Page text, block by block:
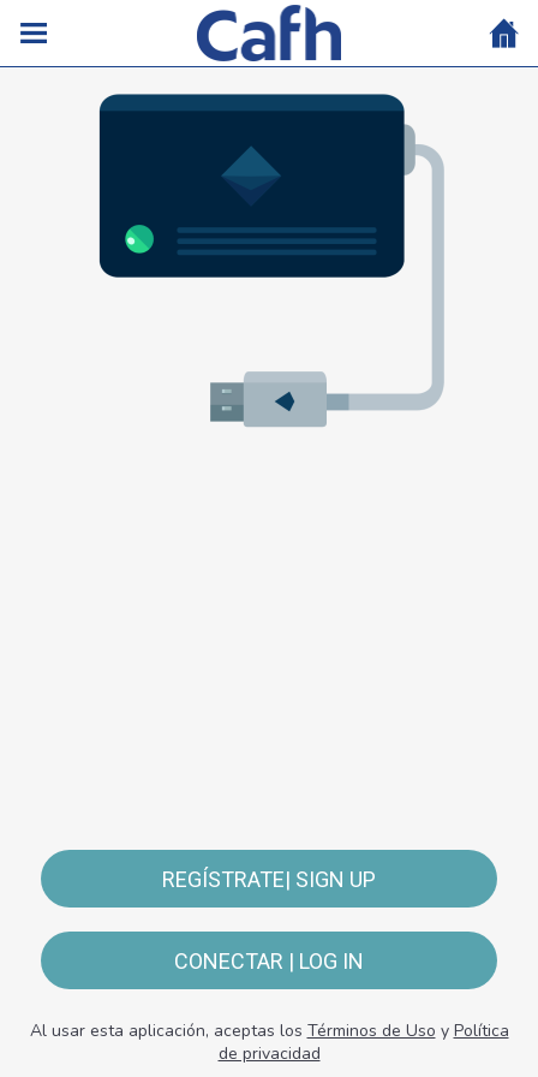
REGÍSTRATE| SIGN UP
CONECTAR | LOG IN
Al usar esta aplicación, aceptas los Términos de Uso y Política
de privacidad